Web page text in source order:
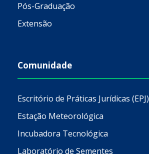
Pós-Graduação
Extensão
Comunidade
Escritório de Práticas Jurídicas (EPJ)
Estação Meteorológica
Incubadora Tecnológica
Laboratório de Sementes